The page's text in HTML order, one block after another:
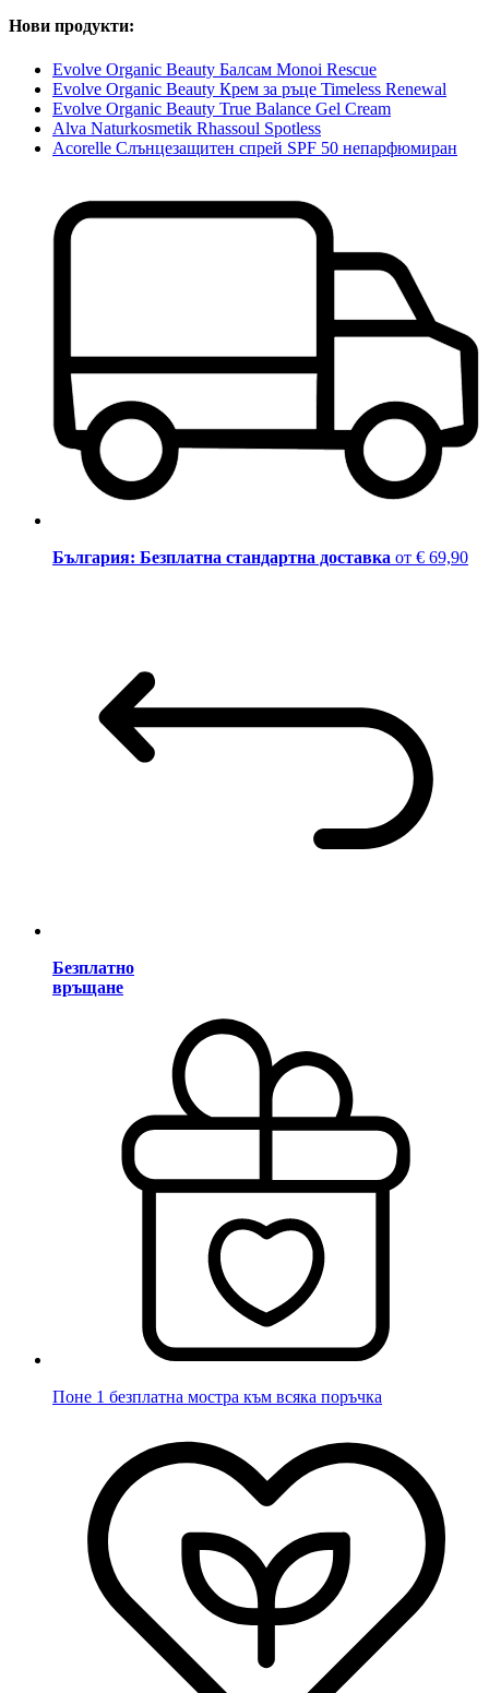
Нови продукти:
Evolve Organic Beauty Балсам Monoi Rescue
Evolve Organic Beauty Крем за ръце Timeless Renewal
Evolve Organic Beauty True Balance Gel Cream
Alva Naturkosmetik Rhassoul Spotless
Acorelle Слънцезащитен спрей SPF 50 непарфюмиран
България: Безплатна стандартна доставка от € 69,90
Безплатно
връщане
Поне 1 безплатна мостра към всяка поръчка